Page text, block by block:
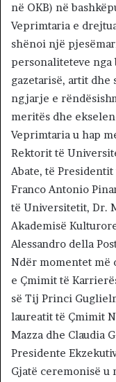
në OKB) në
Veprimtaria e
shënoi një
personaliteteve
gazetarisë, artit
ngjarje e
meritës dhe
Veprimtaria u hap
Rektorit të
Abate, të
Franco Antonio
të Universitetit, Dr.
Akademisë
Alessandro della
Ndër momentet më
e Çmimit të
së Tij Princi
laureatit të Çmimit
Mazza dhe Claudia
Presidente
Gjatë ceremonisë u